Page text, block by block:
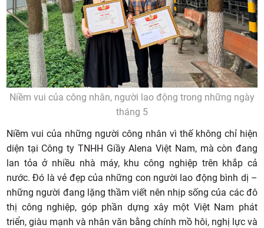
Niềm vui của công nhân, người lao động trong những ngày
tháng 5
Niềm vui của những người công nhân vì thế không chỉ hiện
diện tại Công ty TNHH Giầy Alena Việt Nam, mà còn đang
lan tỏa ở nhiều nhà máy, khu công nghiệp trên khắp cả
nước. Đó là vẻ đẹp của những con người lao động bình dị –
những người đang lặng thầm viết nên nhịp sống của các đô
thị công nghiệp, góp phần dựng xây một Việt Nam phát
triển, giàu mạnh và nhân văn bằng chính mồ hôi, nghị lực và